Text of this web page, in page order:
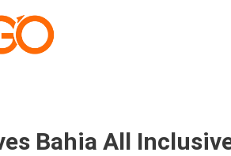
Bahia All